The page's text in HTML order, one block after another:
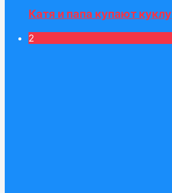
Катя и папа купают куклу
2